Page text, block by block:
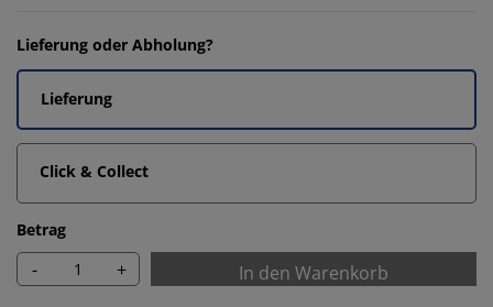
Lieferung oder Abholung?
Lieferung
Click & Collect
Betrag
- + In den Warenkorb